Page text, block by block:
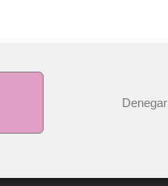
Denegar